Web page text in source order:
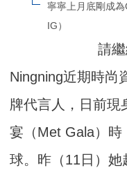
寧寧上月底剛成
IG）
請
Ningning近期時尚
牌代言人，日前現
宴（Met Gala）時
球。昨（11日）